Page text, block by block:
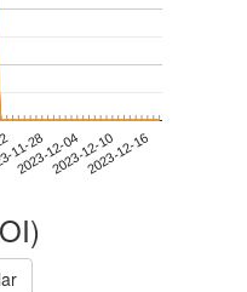
11-28
2023-12-042023-12-102023-12-16